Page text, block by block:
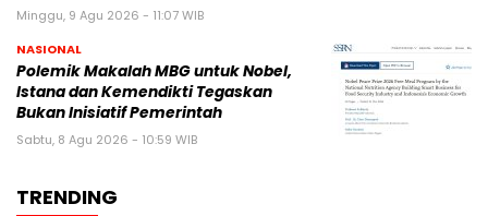
Minggu, 9 Agu 2026 - 11:07 WIB
NASIONAL
Polemik Makalah MBG untuk Nobel,
Istana dan Kemendikti Tegaskan
Bukan Inisiatif Pemerintah
Sabtu, 8 Agu 2026 - 10:59 WIB
TRENDING